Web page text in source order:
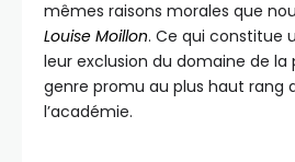
mêmes raisons morales que
Louise Moillon. Ce qui constitue
leur exclusion du domaine de la
genre promu au plus haut rang
l’académie.